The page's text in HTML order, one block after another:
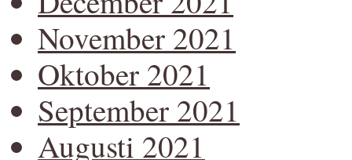
November 2021
Oktober 2021
September 2021
Augusti 2021